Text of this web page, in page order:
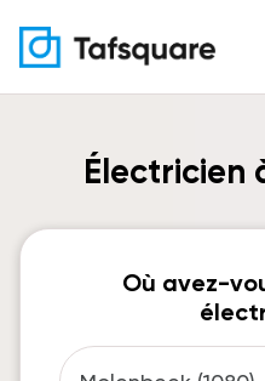
Électricien
Où avez-